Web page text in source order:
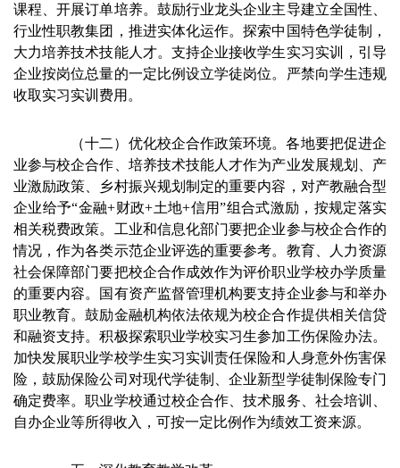
课程、开展订单培养。鼓励行业龙头企业主导建立全国性、
行业性职教集团，推进实体化运作。探索中国特色学徒制，
大力培养技术技能人才。支持企业接收学生实习实训，引导
企业按岗位总量的一定比例设立学徒岗位。严禁向学生违规
收取实习实训费用。
（十二）优化校企合作政策环境。各地要把促进企
业参与校企合作、培养技术技能人才作为产业发展规划、产
业激励政策、乡村振兴规划制定的重要内容，对产教融合型
企业给予“金融+财政+土地+信用”组合式激励，按规定落实
相关税费政策。工业和信息化部门要把企业参与校企合作的
情况，作为各类示范企业评选的重要参考。教育、人力资源
社会保障部门要把校企合作成效作为评价职业学校办学质量
的重要内容。国有资产监督管理机构要支持企业参与和举办
职业教育。鼓励金融机构依法依规为校企合作提供相关信贷
和融资支持。积极探索职业学校实习生参加工伤保险办法。
加快发展职业学校学生实习实训责任保险和人身意外伤害保
险，鼓励保险公司对现代学徒制、企业新型学徒制保险专门
确定费率。职业学校通过校企合作、技术服务、社会培训、
自办企业等所得收入，可按一定比例作为绩效工资来源。